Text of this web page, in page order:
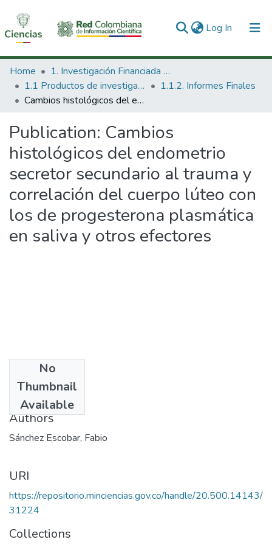
Log In (current)
Communities & Collections
All of DSpace
Home
1. Investigación Financiada con Recursos Públicos
1.1 Productos de investigación
1.1.2. Informes Finales
Cambios histológicos del endometrio secretor secundario al trauma y correlación del cuerpo lúteo con los de progesterona plasmática en saliva y otros efectores
Publication: Cambios
histológicos del endometrio
secretor secundario al trauma y
correlación del cuerpo lúteo con
los de progesterona plasmática
en saliva y otros efectores
No
Thumbnail
Available
1990
Authors
Sánchez Escobar, Fabio
URI
https://repositorio.minciencias.gov.co/handle/20.500.14143/
31224
Collections